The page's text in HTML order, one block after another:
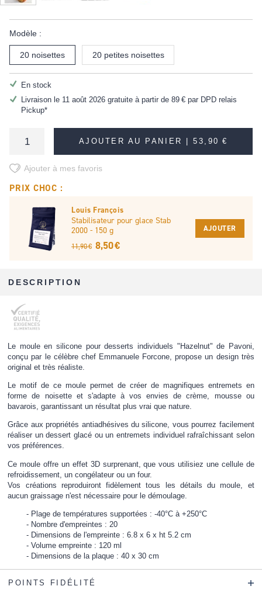
Modèle :
20 noisettes 20 petites noisettes
En stock
Livraison le 11 août 2026 gratuite à partir de 89 €par DPD relais
Pickup*
AJOUTER AU PANIER |53,90 €
Ajouter à mes favoris
PRIX CHOC :
Louis François
Stabilisateur pour glace Stab
2000 - 150 g
11,90 € 8,50 €
AJOUTER
DESCRIPTION
Le moule en silicone pour desserts individuels "Hazelnut" de Pavoni,
conçu par le célèbre chef Emmanuele Forcone, propose un design très
original et très réaliste.
Le motif de ce moule permet de créer de magnifiques entremets en
forme de noisette et s'adapte à vos envies de crème, mousse ou
bavarois, garantissant un résultat plus vrai que nature.
Grâce aux propriétés antiadhésives du silicone, vous pourrez facilement
réaliser un dessert glacé ou un entremets individuel rafraîchissant selon
vos préférences.
Ce moule offre un effet 3D surprenant, que vous utilisiez une cellule de
refroidissement, un congélateur ou un four.
Vos créations reproduiront fidèlement tous les détails du moule, et
aucun graissage n'est nécessaire pour le démoulage.
Plage de températures supportées : -40°C à +250°C
Nombre d'empreintes : 20
Dimensions de l'empreinte : 6.8 x 6 x ht 5.2 cm
Volume empreinte : 120 ml
Dimensions de la plaque : 40 x 30 cm
POINTS FIDÉLITÉ